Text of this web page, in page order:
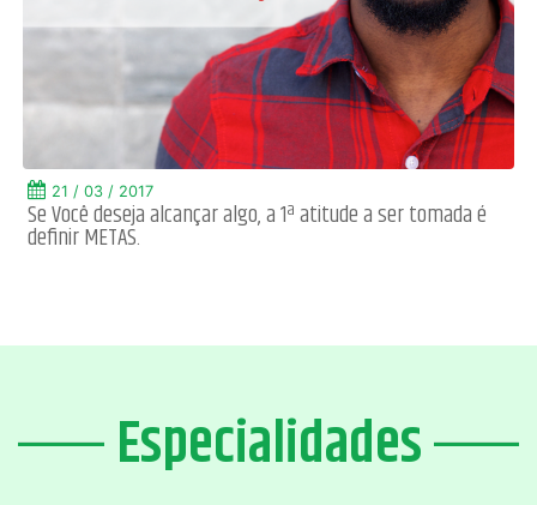
21 / 03 / 2017
Se Você deseja alcançar algo, a 1ª atitude a ser tomada é
definir METAS.
Especialidades